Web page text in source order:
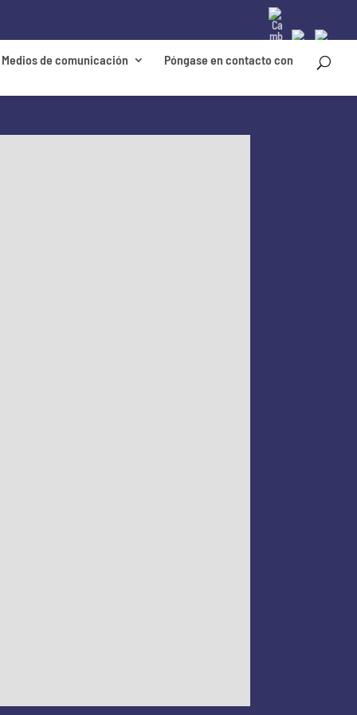
Preguntas frecuentes ÁREA RESERVADA
Medios de comunicación Póngase en contacto con